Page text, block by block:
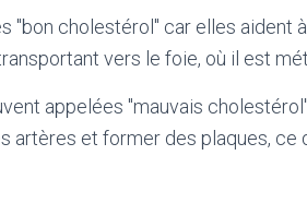
"bon cholestérol" car elles aident
vers le foie, où il est
appelées "mauvais
artères et former des plaques, ce